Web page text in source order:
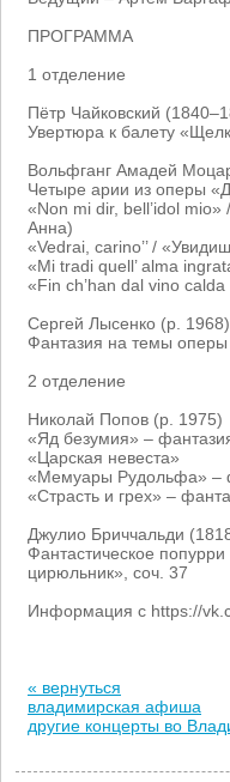
ПРОГРАММА
1 отделение
Пётр Чайковский
Увертюра к балету
Вольфганг Амадей
Четыре арии из оперы
«Non mi dir, bell’idol
Анна)
«Vedrai, carino’’ /
«Mi tradi quell’ alma
«Fin ch’han dal vino
Сергей Лысенко (р. 1968)
Фантазия на темы оперы
2 отделение
Николай Попов (р. 1975)
«Яд безумия» –
«Царская невеста»
«Мемуары Рудольфа» –
«Страсть и грех» –
Джулио Бриччальди
Фантастическое
цирюльник», соч. 37
Информация с https://
« вернуться
владимирская афиша
другие концерты во